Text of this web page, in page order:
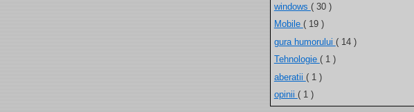
windows ( 30 )
Mobile ( 19 )
gura humorului ( 14 )
Tehnologie ( 1 )
aberatii ( 1 )
opinii ( 1 )